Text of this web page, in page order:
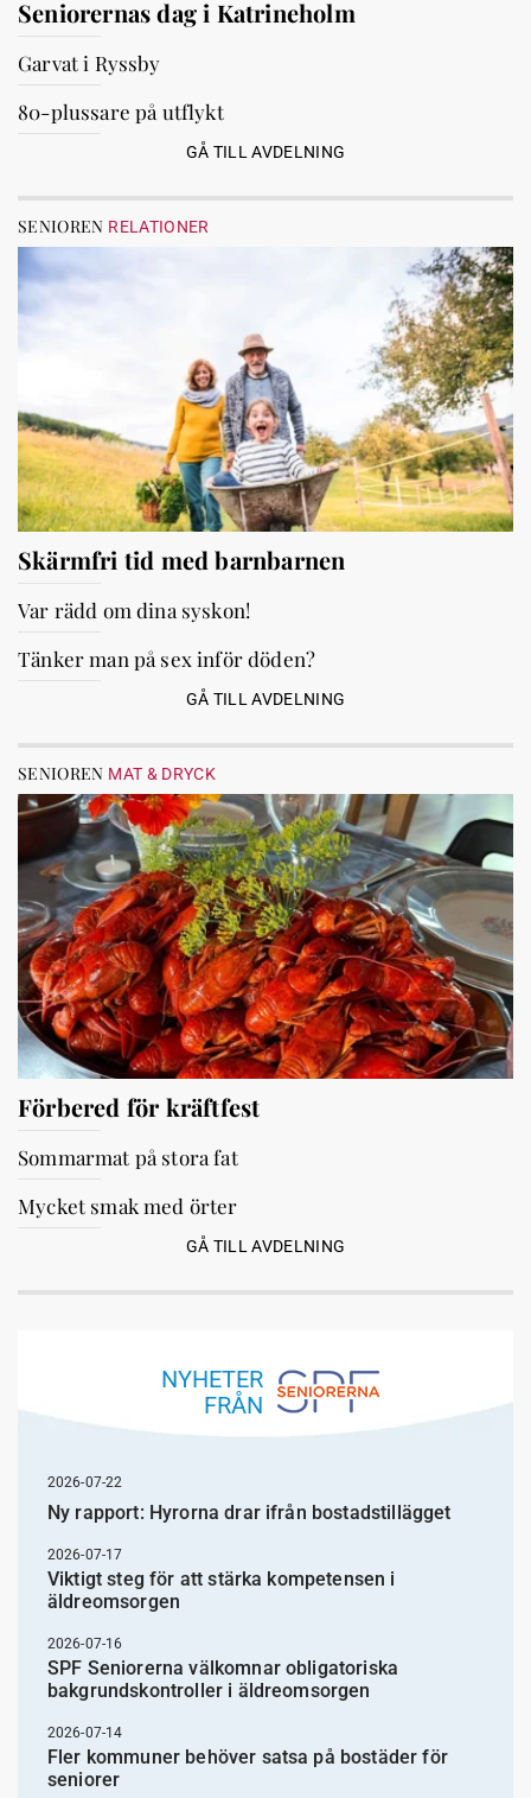
Seniorernas dag i Katrineholm
Garvat i Ryssby
80-plussare på utflykt
GÅ TILL AVDELNING
SENIOREN RELATIONER
Skärmfri tid med barnbarnen
Var rädd om dina syskon!
Tänker man på sex inför döden?
GÅ TILL AVDELNING
SENIOREN MAT & DRYCK
Förbered för kräftfest
Sommarmat på stora fat
Mycket smak med örter
GÅ TILL AVDELNING
NYHETER
FRÅN
2026-07-22
Ny rapport: Hyrorna drar ifrån bostadstillägget
2026-07-17
Viktigt steg för att stärka kompetensen i
äldreomsorgen
2026-07-16
SPF Seniorerna välkomnar obligatoriska
bakgrundskontroller i äldreomsorgen
2026-07-14
Fler kommuner behöver satsa på bostäder för
seniorer